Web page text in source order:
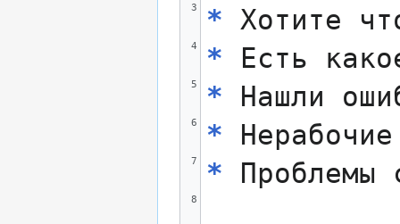
3
4
5
6
7
8
* Хотите
* Есть
* Нашли
*
* Проблемы